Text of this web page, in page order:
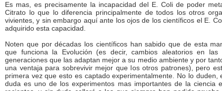
Es mas, es precisamente la incapacidad del E. Coli de poder
Citrato lo que lo diferencia principalmente de todos los otros
vivientes, y sin embargo aquí ante los ojos de los científicos el E.
adquirido esta capacidad.
Noten que por décadas los científicos han sabido que de esta
que funciona la Evolución (es decir, cambios aleatorios en las
generaciones que las adaptan mejor a su medio ambiente y por
una ventaja para sobrevivir mejor que los otros patrones), pero
primera vez que esto es captado experimentalmente. No lo duden,
duda es uno de los experimentos mas importantes de la ciencia